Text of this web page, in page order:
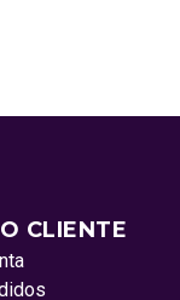
CLIENTE